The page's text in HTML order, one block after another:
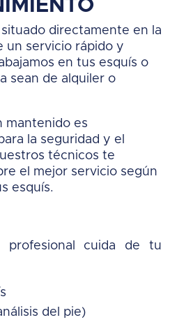
directamente en la
un servicio rápido y
en tus esquís o
sean de alquiler o
mantenido es
la seguridad y el
técnicos te
el mejor servicio según
esquís.
profesional cuida de tu
del pie)